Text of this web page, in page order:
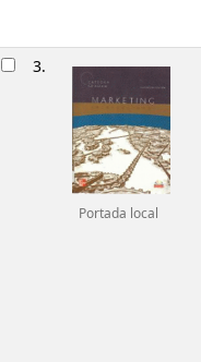
3.
Portada local